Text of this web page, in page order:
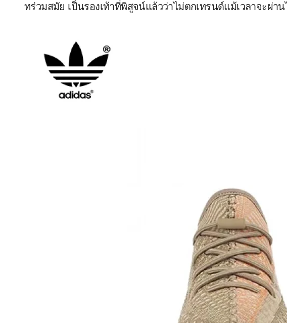
ทร่วมสมัย เป็นรองเท้าที่พิสูจน์แล้วว่าไม่ตกเทรนด์แม้เวลาจะผ่า